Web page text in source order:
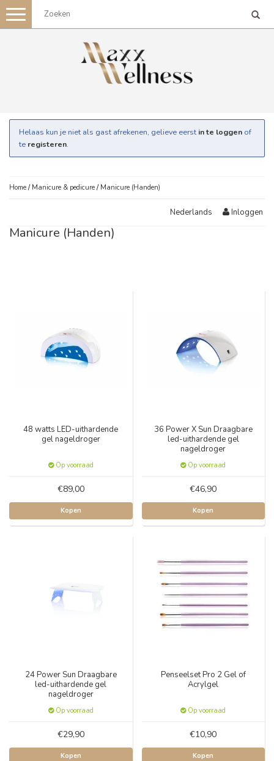
Toggle
navigation
Helaas kun je niet als gast afrekenen, gelieve eerst in te loggen of
te registeren.
Home / Manicure & pedicure / Manicure (Handen)
Nederlands Inloggen
Manicure (Handen)
48 watts LED-uithardende
gel nageldroger
Op voorraad
€89,00
Kopen
36 Power X Sun Draagbare
led-uithardende gel
nageldroger
Op voorraad
€46,90
Kopen
24 Power Sun Draagbare
led-uithardende gel
nageldroger
Op voorraad
€29,90
Kopen
Penseelset Pro 2 Gel of
Acrylgel
Op voorraad
€10,90
Kopen